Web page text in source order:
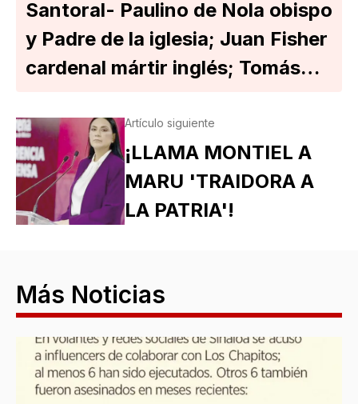
Santoral- Paulino de Nola obispo
y Padre de la iglesia; Juan Fisher
cardenal mártir inglés; Tomás…
Artículo siguiente
¡LLAMA MONTIEL A
MARU 'TRAIDORA A
LA PATRIA'!
Más Noticias